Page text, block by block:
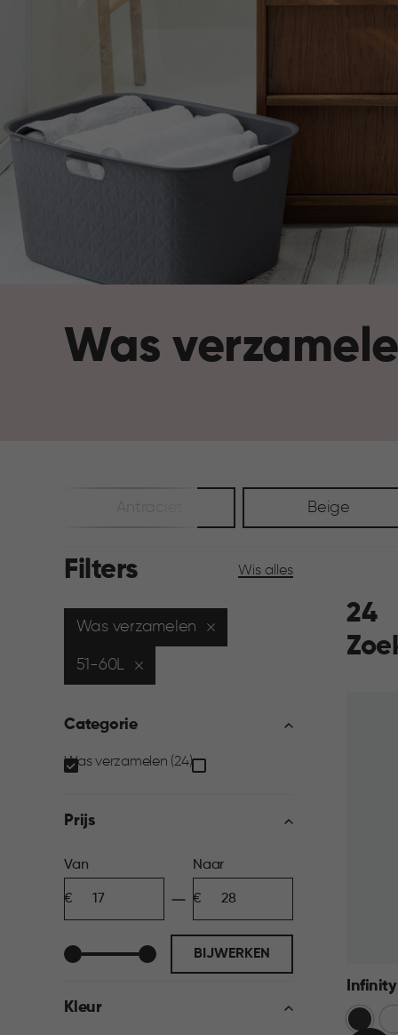
Was
Beige
Filters Wis alles
Was verzamelen
51-60L
Categorie
Categorie
filter
Was verzamelen (24)
Prijs
Prijs
filter
Van
Naar
BIJWERKEN
Kleur
24